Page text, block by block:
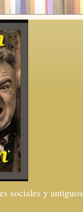
sociales y antiguos